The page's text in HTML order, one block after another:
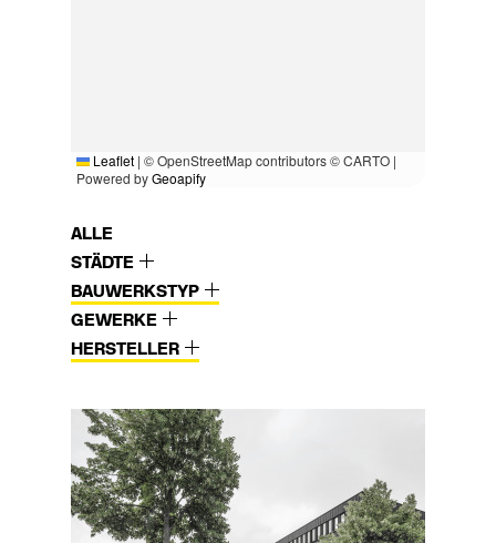
Leaflet | © OpenStreetMap contributors © CARTO |
Powered byGeoapify
ALLE
STÄDTE
BAUWERKSTYP
GEWERKE
HERSTELLER